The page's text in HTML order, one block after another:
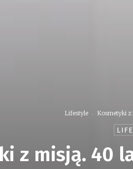
Lifestyle Kosmetyki z
z misją. 40